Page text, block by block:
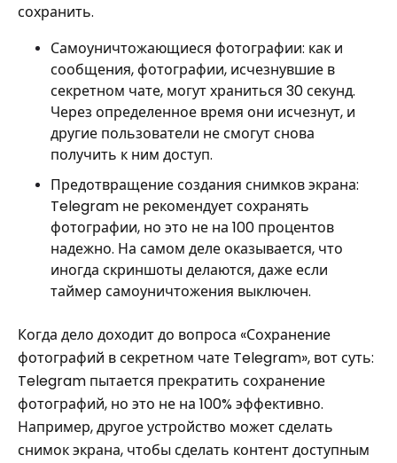
сохранить.
Самоуничтожающиеся фотографии: как и
сообщения, фотографии, исчезнувшие в
секретном чате, могут храниться 30 секунд.
Через определенное время они исчезнут, и
другие пользователи не смогут снова
получить к ним доступ.
Предотвращение создания снимков экрана:
Telegram не рекомендует сохранять
фотографии, но это не на 100 процентов
надежно. На самом деле оказывается, что
иногда скриншоты делаются, даже если
таймер самоуничтожения выключен.
Когда дело доходит до вопроса «Сохранение
фотографий в секретном чате Telegram», вот суть:
Telegram пытается прекратить сохранение
фотографий, но это не на 100% эффективно.
Например, другое устройство может сделать
снимок экрана, чтобы сделать контент доступным